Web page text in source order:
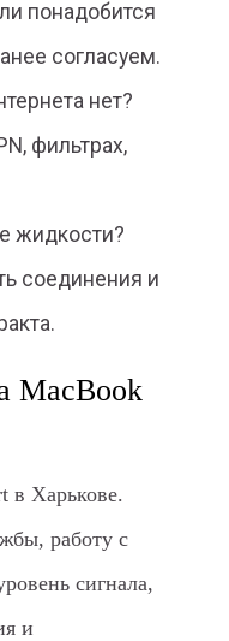
понадобится
согласуем.
нет?
фильтрах,
жидкости?
соединения и
MacBook
в Харькове.
работу с
сигнала,
и